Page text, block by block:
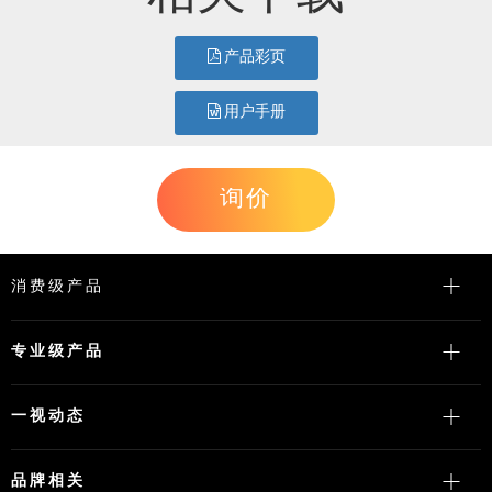
产品彩页
用户手册
询价
消费级产品
专业级产品
一视动态
品牌相关